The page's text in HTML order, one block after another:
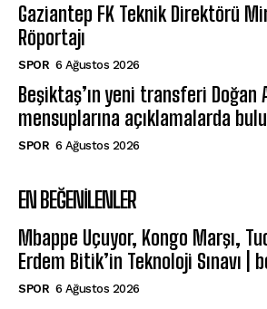
Gaziantep FK Teknik Direktörü
Röportajı
SPOR 6 Ağustos 2026
Beşiktaş’ın yeni transferi Doğan
mensuplarına açıklamalarda
SPOR 6 Ağustos 2026
EN BEĞENILENLER
Mbappe Uçuyor, Kongo Marşı,
Erdem Bitik’in Teknoloji Sınavı |
SPOR 6 Ağustos 2026